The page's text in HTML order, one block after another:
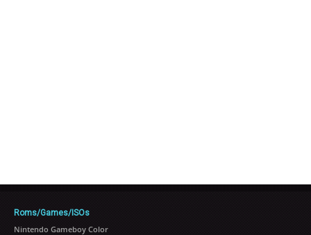
Roms/Games/ISOs
Nintendo Gameboy Color